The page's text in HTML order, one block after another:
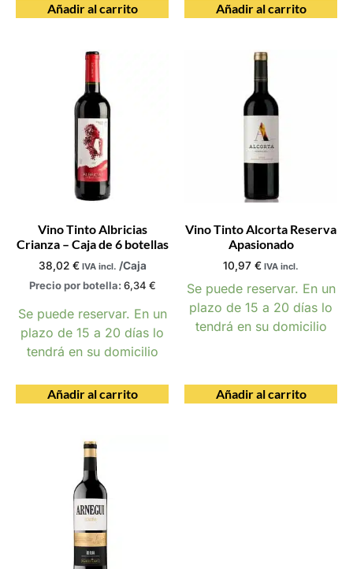
Añadir al carrito Añadir al carrito
Vino Tinto Albricias
Crianza – Caja de 6 botellas
38,02 € IVA incl. /Caja
Precio por botella: 6,34 €
Se puede reservar. En un
plazo de 15 a 20 días lo
tendrá en su domicilio
Añadir al carrito
Vino Tinto Alcorta Reserva
Apasionado
10,97 € IVA incl.
Se puede reservar. En un
plazo de 15 a 20 días lo
tendrá en su domicilio
Añadir al carrito